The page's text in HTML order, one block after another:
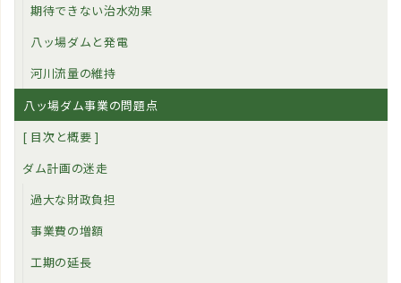
期待できない治水効果
八ッ場ダムと発電
河川流量の維持
八ッ場ダム事業の問題点
[ 目次と概要 ]
ダム計画の迷走
過大な財政負担
事業費の増額
工期の延長